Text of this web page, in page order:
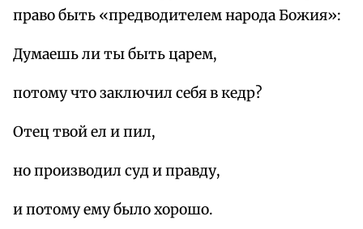
право быть «предводителем народа Божия»:
Думаешь ли ты быть царем,
потому что заключил себя в кедр?
Отец твой ел и пил,
но производил суд и правду,
и потому ему было хорошо.